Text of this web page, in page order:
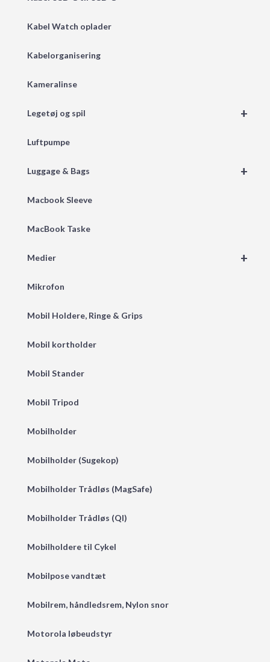
Kabel Watch oplader
Kabelorganisering
Kameralinse
+
Legetøj og spil
Luftpumpe
+
Luggage & Bags
Macbook Sleeve
MacBook Taske
+
Medier
Mikrofon
Mobil Holdere, Ringe & Grips
Mobil kortholder
Mobil Stander
Mobil Tripod
Mobilholder
Mobilholder (Sugekop)
Mobilholder Trådløs (MagSafe)
Mobilholder Trådløs (QI)
Mobilholdere til Cykel
Mobilpose vandtæt
Mobilrem, håndledsrem, Nylon snor
Motorola løbeudstyr